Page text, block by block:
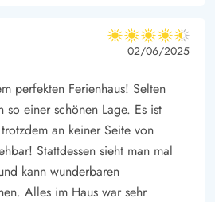
4.5 von 5
4.5 von 5
4.5 out of 5
02/06/2025
perfekten Ferienhaus! Selten
einer schönen Lage. Es ist
an keiner Seite von
Stattdessen sieht man mal
kann wunderbaren
Alles im Haus war sehr